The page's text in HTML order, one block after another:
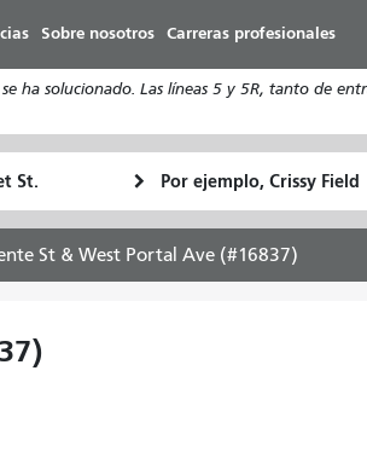
al
contenido
principal
Sobre nosotros Carreras profesionales
ha solucionado. Las líneas 5 y 5R, tanto de
Cómo
quiero
viajar
St & West Portal Ave (#16837)